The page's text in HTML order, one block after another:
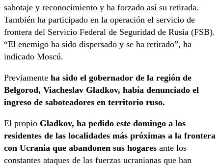
sabotaje y reconocimiento y ha forzado así su retirada.
También ha participado en la operación el servicio de
frontera del Servicio Federal de Seguridad de Rusia (FSB).
“El enemigo ha sido dispersado y se ha retirado”, ha
indicado Moscú.
Previamente ha sido el gobernador de la región de
Belgorod, Viacheslav Gladkov, había denunciado el
ingreso de saboteadores en territorio ruso.
El propio Gladkov, ha pedido este domingo a los
residentes de las localidades más próximas a la frontera
con Ucrania que abandonen sus hogares ante los
constantes ataques de las fuerzas ucranianas que han